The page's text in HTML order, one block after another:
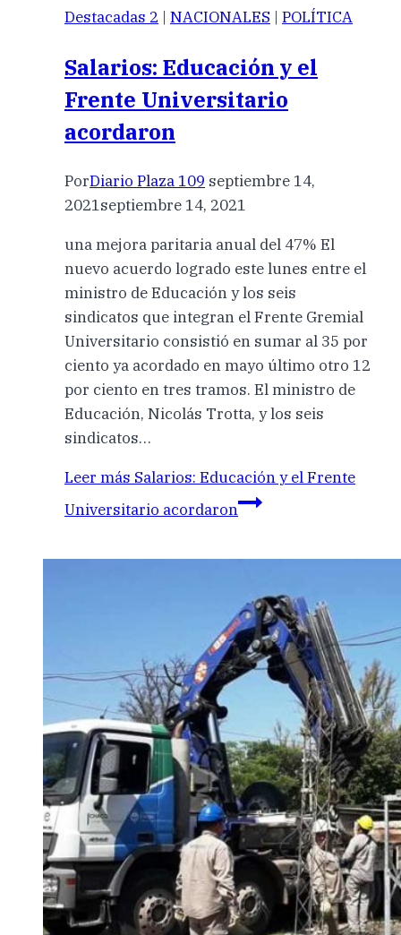
Destacadas 2 | NACIONALES | POLÍTICA
Salarios: Educación y el
Frente Universitario
acordaron
PorDiario Plaza 109 septiembre 14,
2021septiembre 14, 2021
una mejora paritaria anual del 47% El
nuevo acuerdo logrado este lunes entre el
ministro de Educación y los seis
sindicatos que integran el Frente Gremial
Universitario consistió en sumar al 35 por
ciento ya acordado en mayo último otro 12
por ciento en tres tramos. El ministro de
Educación, Nicolás Trotta, y los seis
sindicatos…
Leer más Salarios: Educación y el Frente
Universitario acordaron